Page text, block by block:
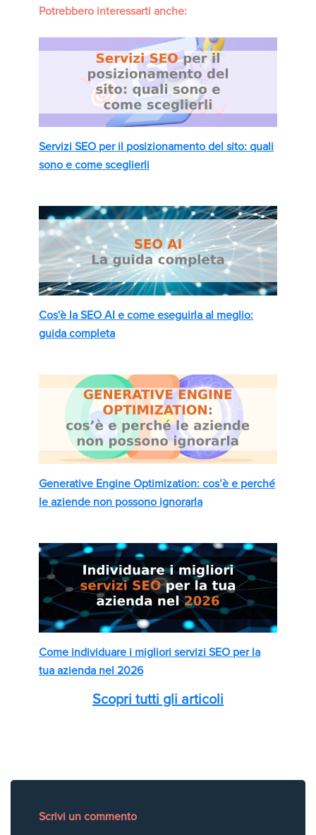
Potrebbero interessarti anche:
Servizi SEO per il posizionamento del sito: quali
sono e come sceglierli
Cos'è la SEO AI e come eseguirla al meglio:
guida completa
Generative Engine Optimization: cos’è e perché
le aziende non possono ignorarla
Come individuare i migliori servizi SEO per la
tua azienda nel 2026
Scopri tutti gli articoli
Scrivi un commento